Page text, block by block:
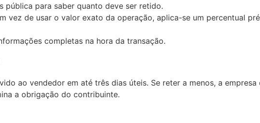
pública para saber quanto deve ser retido.
vez de usar o valor exato da operação, aplica-se um percentual
completas na hora da transação.
ao vendedor em até três dias úteis. Se reter a menos, a
a obrigação do contribuinte.